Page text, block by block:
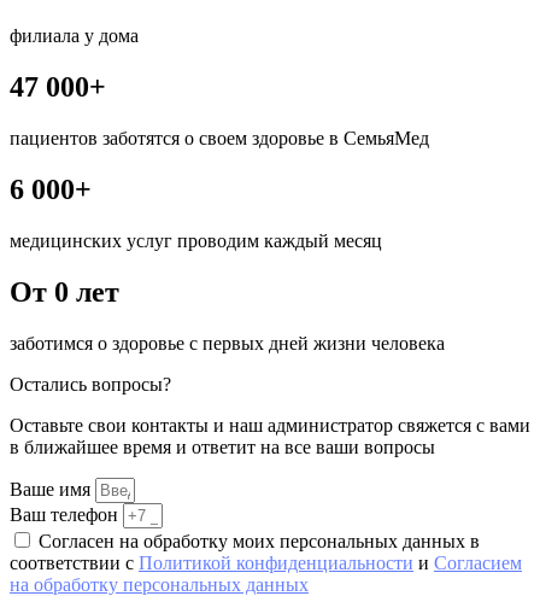
филиала у дома
47 000+
пациентов заботятся о своем здоровье в СемьяМед
6 000+
медицинских услуг проводим каждый месяц
От 0 лет
заботимся о здоровье с первых дней жизни человека
Остались вопросы?
Оставьте свои контакты и наш администратор свяжется с вами
в ближайшее время и ответит на все ваши вопросы
Ваше имя
Ваш телефон
Согласен на обработку моих персональных данных в
соответствии с Политикой конфиденциальности и Согласием
на обработку персональных данных